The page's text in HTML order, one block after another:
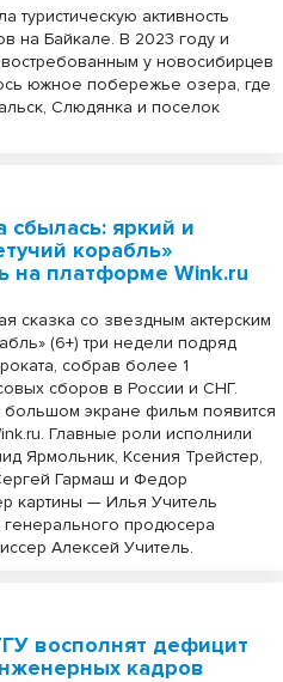
туристическую активность
на Байкале. В 2023 году и
у новосибирцев
южное побережье озера, где
Слюдянка и поселок
сбылась: яркий и
корабль»
на платформе Wink.ru
сказка со звездным актерским
(6+) три недели подряд
собрав более 1
сборов в России и СНГ.
большом экране фильм появится
Главные роли исполнили
Ярмольник, Ксения Трейстер,
Гармаш и Федор
картины — Илья Учитель
генерального продюсера
Алексей Учитель.
восполнят дефицит
кадров